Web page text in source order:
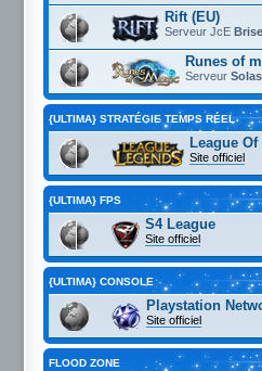
Rift (EU)
Serveur JcE
Runes of
Serveur Solas
{ULTIMA} STRATÉGIE TEMPS RÉEL
League Of
Site officiel
{ULTIMA} FPS
S4 League
Site officiel
{ULTIMA} CONSOLE
Playstation
Site officiel
FLOOD ZONE